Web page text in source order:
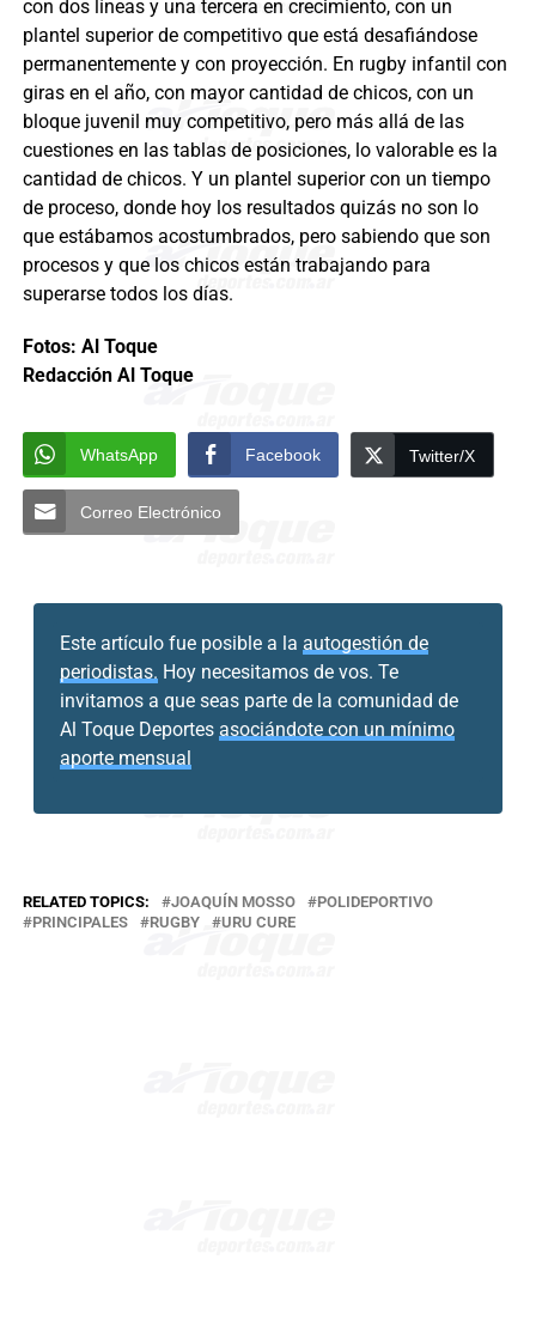
con dos líneas y una tercera en crecimiento, con un
plantel superior de competitivo que está desafiándose
permanentemente y con proyección. En rugby infantil con
giras en el año, con mayor cantidad de chicos, con un
bloque juvenil muy competitivo, pero más allá de las
cuestiones en las tablas de posiciones, lo valorable es la
cantidad de chicos. Y un plantel superior con un tiempo
de proceso, donde hoy los resultados quizás no son lo
que estábamos acostumbrados, pero sabiendo que son
procesos y que los chicos están trabajando para
superarse todos los días.
Fotos: Al Toque
Redacción Al Toque
WhatsApp Facebook Twitter/X
Correo Electrónico
Este artículo fue posible a la autogestión de
periodistas. Hoy necesitamos de vos. Te
invitamos a que seas parte de la comunidad de
Al Toque Deportes asociándote con un mínimo
aporte mensual
RELATED TOPICS: JOAQUÍN MOSSO
POLIDEPORTIVO
PRINCIPALES
RUGBY URU CURE